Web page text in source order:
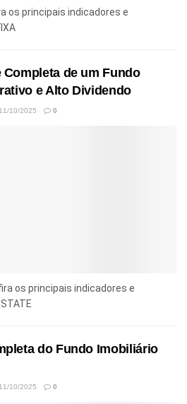
os principais indicadores e
Completa de um Fundo
e Alto Dividendo
11/10/2025 0
os principais indicadores e
do Fundo Imobiliário
11/10/2025 0